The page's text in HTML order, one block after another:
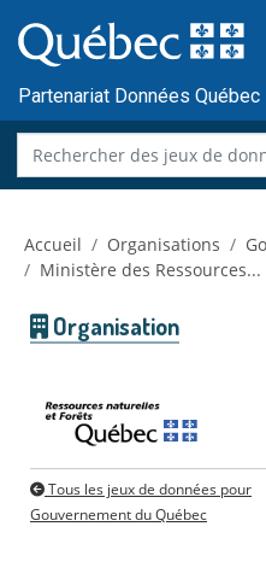
au
contenu
Partenariat Données Québec
Accueil Organisations
Ministère des Ressources...
Organisation
Tous les jeux de données pour
Gouvernement du Québec